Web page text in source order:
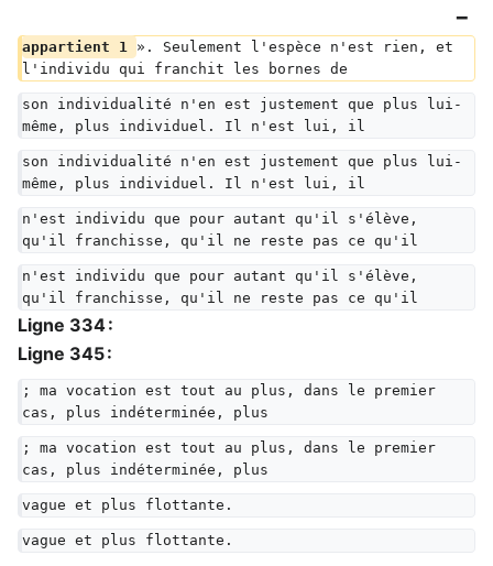
appartient 1 ». Seulement l'espèce n'est rien, et
l'individu qui franchit les bornes de
son individualité n'en est justement que plus lui-
même, plus individuel. Il n'est lui, il
son individualité n'en est justement que plus lui-
même, plus individuel. Il n'est lui, il
n'est individu que pour autant qu'il s'élève,
qu'il franchisse, qu'il ne reste pas ce qu'il
n'est individu que pour autant qu'il s'élève,
qu'il franchisse, qu'il ne reste pas ce qu'il
Ligne 334 :
Ligne 345 :
; ma vocation est tout au plus, dans le premier
cas, plus indéterminée, plus
; ma vocation est tout au plus, dans le premier
cas, plus indéterminée, plus
vague et plus flottante.
vague et plus flottante.